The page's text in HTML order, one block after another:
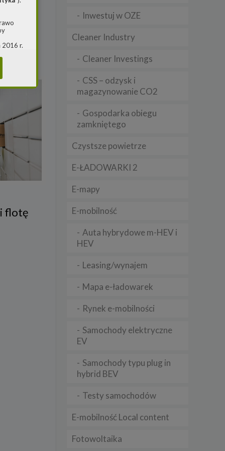
flotę
Inwestuj w OZE
Cleaner Industry
Cleaner Investings
CSS – odzysk i
magazynowanie CO2
Gospodarka obiegu
zamkniętego
Czystsze powietrze
E-ŁADOWARKI 2
E-mapy
E-mobilność
Auta hybrydowe m-HEV i
HEV
Leasing/wynajem
Mapa e-ładowarek
Rynek e-mobilności
Samochody elektryczne
EV
Samochody typu plug in
hybrid BEV
Testy samochodów
E-mobilność Local content
Fotowoltaika
2016 r.
jest
przy
w